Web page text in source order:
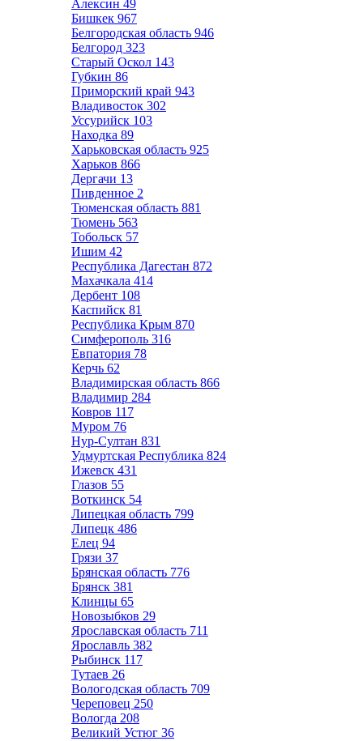
Алексин 49
Бишкек 967
Белгородская область 946
Белгород 323
Старый Оскол 143
Губкин 86
Приморский край 943
Владивосток 302
Уссурийск 103
Находка 89
Харьковская область 925
Харьков 866
Дергачи 13
Пивденное 2
Тюменская область 881
Тюмень 563
Тобольск 57
Ишим 42
Республика Дагестан 872
Махачкала 414
Дербент 108
Каспийск 81
Республика Крым 870
Симферополь 316
Евпатория 78
Керчь 62
Владимирская область 866
Владимир 284
Ковров 117
Муром 76
Нур-Султан 831
Удмуртская Республика 824
Ижевск 431
Глазов 55
Воткинск 54
Липецкая область 799
Липецк 486
Елец 94
Грязи 37
Брянская область 776
Брянск 381
Клинцы 65
Новозыбков 29
Ярославская область 711
Ярославль 382
Рыбинск 117
Тутаев 26
Вологодская область 709
Череповец 250
Вологда 208
Великий Устюг 36